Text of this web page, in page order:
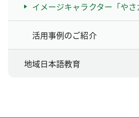
イメージキャラクター「や
活用事例のご紹介
地域日本語教育